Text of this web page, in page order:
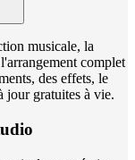
musicale, la
complet
des effets, le
jour gratuites à vie.